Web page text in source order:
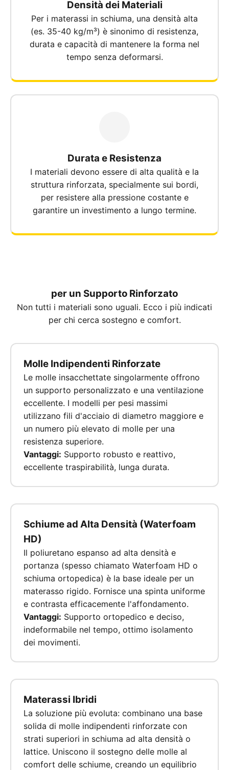
Densità dei Materiali
Per i materassi in schiuma, una densità alta
(es. 35-40 kg/m³) è sinonimo di resistenza,
durata e capacità di mantenere la forma nel
tempo senza deformarsi.
Durata e Resistenza
I materiali devono essere di alta qualità e la
struttura rinforzata, specialmente sui bordi,
per resistere alla pressione costante e
garantire un investimento a lungo termine.
per un Supporto Rinforzato
Non tutti i materiali sono uguali. Ecco i più indicati
per chi cerca sostegno e comfort.
Molle Indipendenti Rinforzate
Le molle insacchettate singolarmente offrono
un supporto personalizzato e una ventilazione
eccellente. I modelli per pesi massimi
utilizzano fili d'acciaio di diametro maggiore e
un numero più elevato di molle per una
resistenza superiore.
Vantaggi: Supporto robusto e reattivo,
eccellente traspirabilità, lunga durata.
Schiume ad Alta Densità (Waterfoam
HD)
Il poliuretano espanso ad alta densità e
portanza (spesso chiamato Waterfoam HD o
schiuma ortopedica) è la base ideale per un
materasso rigido. Fornisce una spinta uniforme
e contrasta efficacemente l'affondamento.
Vantaggi: Supporto ortopedico e deciso,
indeformabile nel tempo, ottimo isolamento
dei movimenti.
Materassi Ibridi
La soluzione più evoluta: combinano una base
solida di molle indipendenti rinforzate con
strati superiori in schiuma ad alta densità o
lattice. Uniscono il sostegno delle molle al
comfort delle schiume, creando un equilibrio